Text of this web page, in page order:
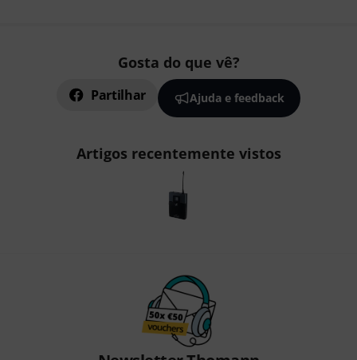
Gosta do que vê?
Partilhar Ajuda e feedback
Artigos recentemente vistos